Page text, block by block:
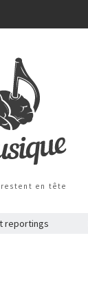
en tête
reportings